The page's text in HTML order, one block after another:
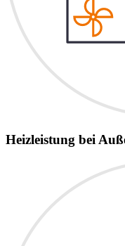
Heizleistung bei